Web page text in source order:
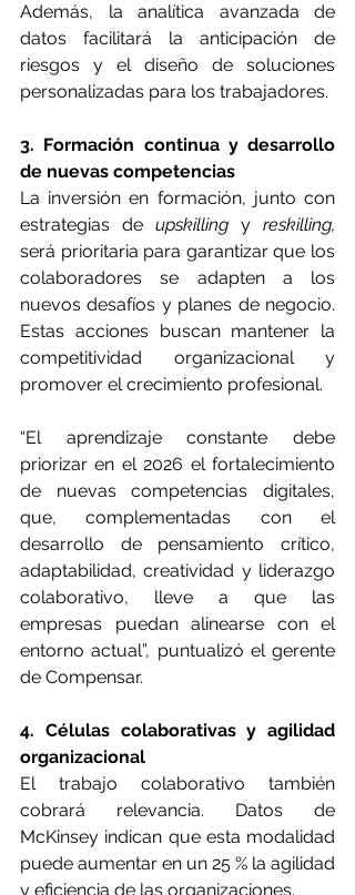
Además, la analítica avanzada de
datos facilitará la anticipación de
riesgos y el diseño de soluciones
personalizadas para los trabajadores.
3. Formación continua y desarrollo
de nuevas competencias
La inversión en formación, junto con
estrategias de upskilling y reskilling,
será prioritaria para garantizar que los
colaboradores se adapten a los
nuevos desafíos y planes de negocio.
Estas acciones buscan mantener la
competitividad organizacional y
promover el crecimiento profesional.
“El aprendizaje constante debe
priorizar en el 2026 el fortalecimiento
de nuevas competencias digitales,
que, complementadas con el
desarrollo de pensamiento crítico,
adaptabilidad, creatividad y liderazgo
colaborativo, lleve a que las
empresas puedan alinearse con el
entorno actual”, puntualizó el gerente
de Compensar.
4. Células colaborativas y agilidad
organizacional
El trabajo colaborativo también
cobrará relevancia. Datos de
McKinsey indican que esta modalidad
puede aumentar en un 25 % la agilidad
y eficiencia de las organizaciones.